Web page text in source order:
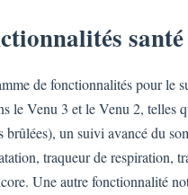
de fonctionnalités pour le
le Venu 3 et le Venu 2, telles
brûlées), un suivi avancé du
traqueur de respiration,
Une autre fonctionnalité